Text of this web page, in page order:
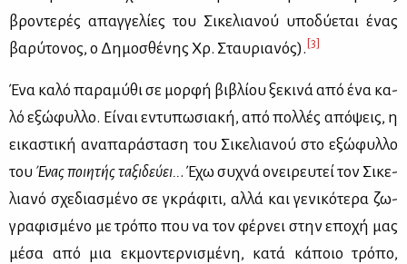
βρο­ντε­ρές απαγ­γε­λί­ες του Σι­κε­λια­νού υπο­δύ­ε­ται ένας
βα­ρύ­το­νος, ο Δη­μο­σθέ­νης Χρ. Σταυ­ρια­νός). [3]
Ένα κα­λό πα­ρα­μύ­θι σε μορ­φή βι­βλί­ου ξε­κι­νά από ένα κα­
λό εξώ­φυλ­λο. Εί­ναι εντυ­πω­σια­κή, από πολ­λές από­ψεις, η
ει­κα­στι­κή ανα­πα­ρά­στα­ση του Σι­κε­λια­νού στο εξώ­φυλ­λο
του Ένας ποι­η­τής τα­ξι­δεύ­ει... Έχω συ­χνά ονει­ρευ­τεί τον Σι­κε­
λια­νό σχε­δια­σμέ­νο σε γκρά­φι­τι, αλ­λά και γε­νι­κό­τε­ρα ζω­
γρα­φι­σμέ­νο με τρό­πο που να τον φέρ­νει στην επο­χή μας
μέ­σα από μια εκ­μο­ντερ­νι­σμέ­νη, κα­τά κά­ποιο τρό­πο,